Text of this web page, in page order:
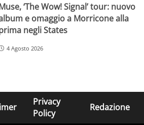
‘The Wow! Signal’ tour: nuovo
e omaggio a Morricone alla
negli States
4 Agosto 2026
Privacy
Policy
Redazione